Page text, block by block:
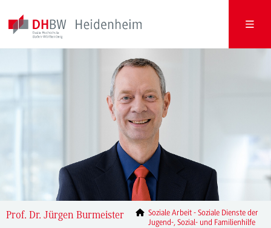
Prof. Dr. Jürgen Burmeister
Soziale Arbeit - Soziale Dienste der
Jugend-, Sozial- und Familienhilfe